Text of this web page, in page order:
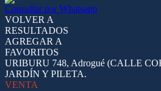
Consultar por Whatsapp
VOLVER A
RESULTADOS
AGREGAR A
FAVORITOS
URIBURU 748, Adrogué (CALLE
JARDÍN Y PILETA.
VENTA